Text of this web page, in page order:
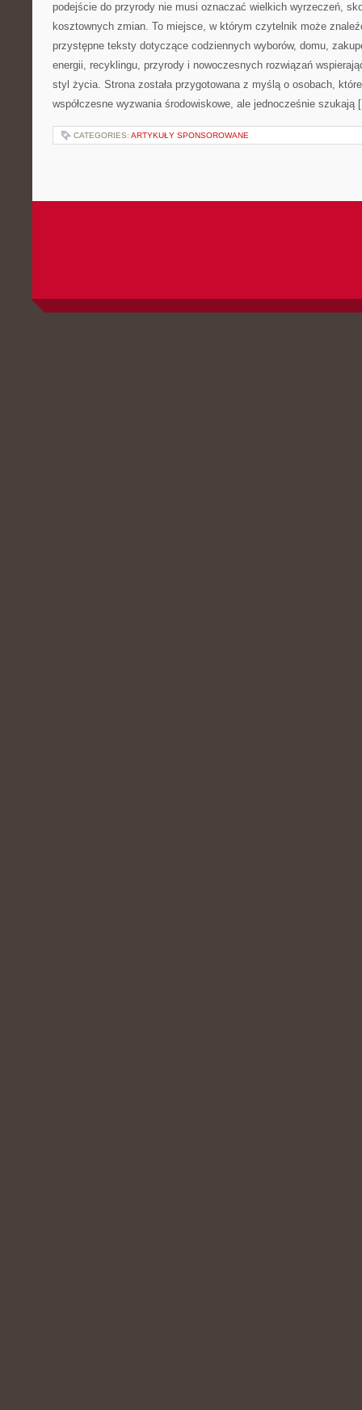
podejście do przyrody nie musi oznaczać wielkich wyrzeczeń,
kosztownych zmian. To miejsce, w którym czytelnik może
przystępne teksty dotyczące codziennych wyborów, domu,
energii, recyklingu, przyrody i nowoczesnych rozwiązań
styl życia. Strona została przygotowana z myślą o osobach,
współczesne wyzwania środowiskowe, ale jednocześnie
CATEGORIES: ARTYKUŁY SPONSOROWANE